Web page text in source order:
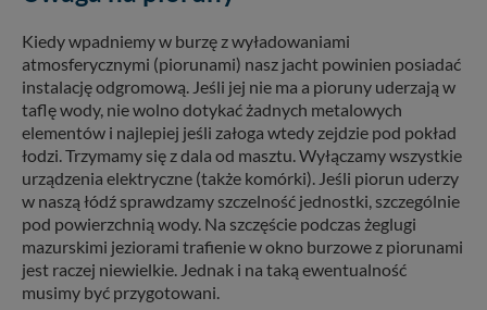
Kiedy wpadniemy w burzę z wyładowaniami
atmosferycznymi (piorunami) nasz jacht powinien posiadać
instalację odgromową. Jeśli jej nie ma a pioruny uderzają w
taflę wody, nie wolno dotykać żadnych metalowych
elementów i najlepiej jeśli załoga wtedy zejdzie pod pokład
łodzi. Trzymamy się z dala od masztu. Wyłączamy wszystkie
urządzenia elektryczne (także komórki). Jeśli piorun uderzy
w naszą łódź sprawdzamy szczelność jednostki, szczególnie
pod powierzchnią wody. Na szczęście podczas żeglugi
mazurskimi jeziorami trafienie w okno burzowe z piorunami
jest raczej niewielkie. Jednak i na taką ewentualność
musimy być przygotowani.